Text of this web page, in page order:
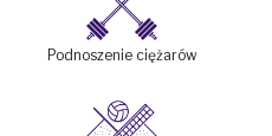
Podnoszenie ciężarów